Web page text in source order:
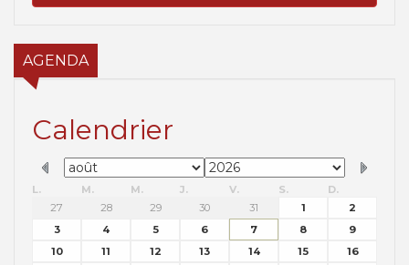
AGENDA
Calendrier
L. M. M. J. V. S.
D.
27
28 29 30 31 1
2
3
4 5 6 7 8
9
10
11 12 13 14 15
16